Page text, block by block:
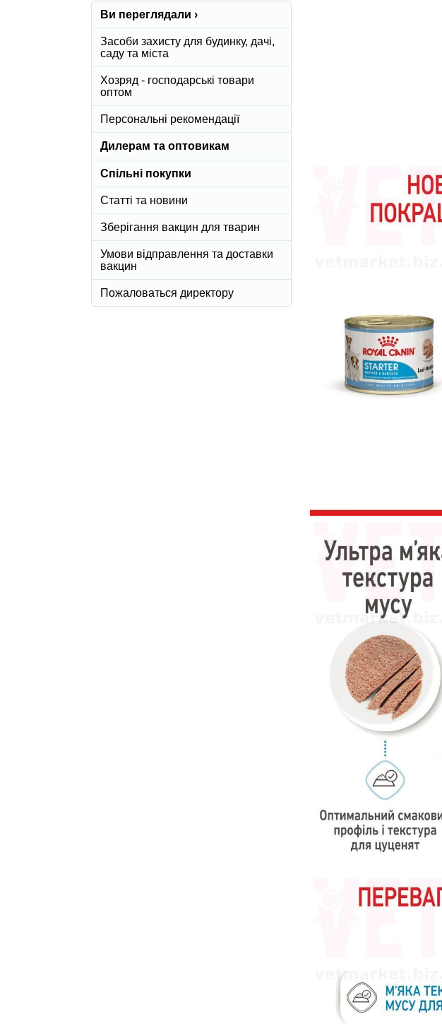
Ви переглядали ›
Засоби захисту для будинку, дачі,
саду та міста
Хозряд - господарські товари
оптом
Персональні рекомендації
Дилерам та оптовикам
Спільні покупки
Статті та новини
Зберігання вакцин для тварин
Умови відправлення та доставки
вакцин
Пожаловаться директору